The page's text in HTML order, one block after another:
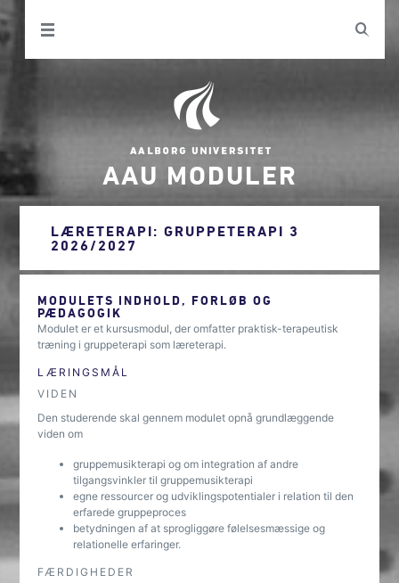
AAU MODULER
LÆRETERAPI: GRUPPETERAPI 3
2026/2027
MODULETS INDHOLD, FORLØB OG
PÆDAGOGIK
Modulet er et kursusmodul, der omfatter praktisk-terapeutisk
træning i gruppeterapi som læreterapi.
LÆRINGSMÅL
VIDEN
Den studerende skal gennem modulet opnå grundlæggende
viden om
gruppemusikterapi og om integration af andre
tilgangsvinkler til gruppemusikterapi
egne ressourcer og udviklingspotentialer i relation til den
erfarede gruppeproces
betydningen af at sprogliggøre følelsesmæssige og
relationelle erfaringer.
FÆRDIGHEDER